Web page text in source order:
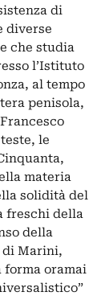
di
diverse
che studia
l’Istituto
al tempo
penisola,
le
materia
solidità del
freschi della
della
di Marini,
forma oramai